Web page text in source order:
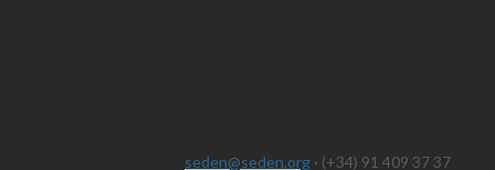
seden@seden.org · (+34) 91 409 37 37